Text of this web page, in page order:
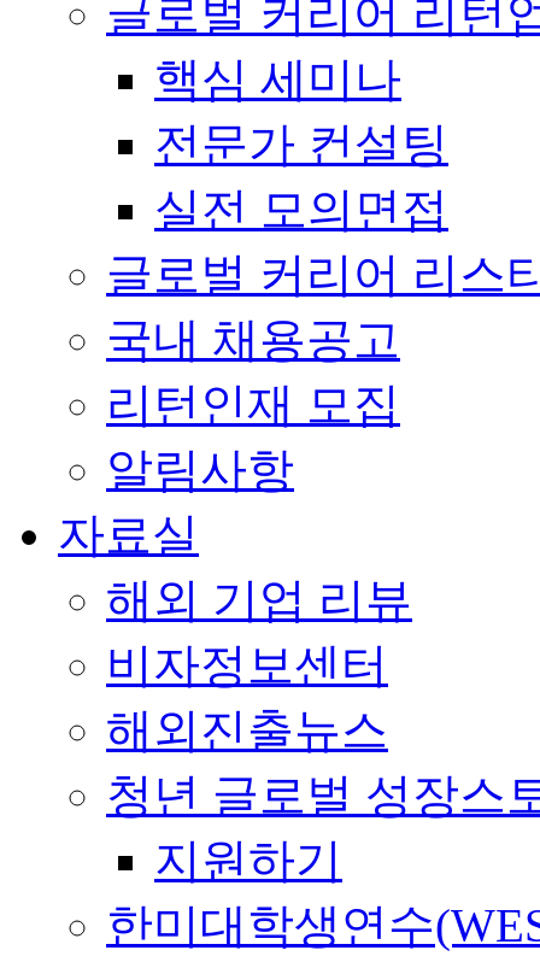
글로벌 커리어 리턴
핵심 세미나
전문가 컨설팅
실전 모의면접
글로벌 커리어 리스
국내 채용공고
리턴인재 모집
알림사항
자료실
해외 기업 리뷰
비자정보센터
해외진출뉴스
청년 글로벌 성장스
지원하기
한미대학생연수